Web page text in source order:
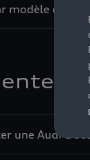
modèle et par
une Audi